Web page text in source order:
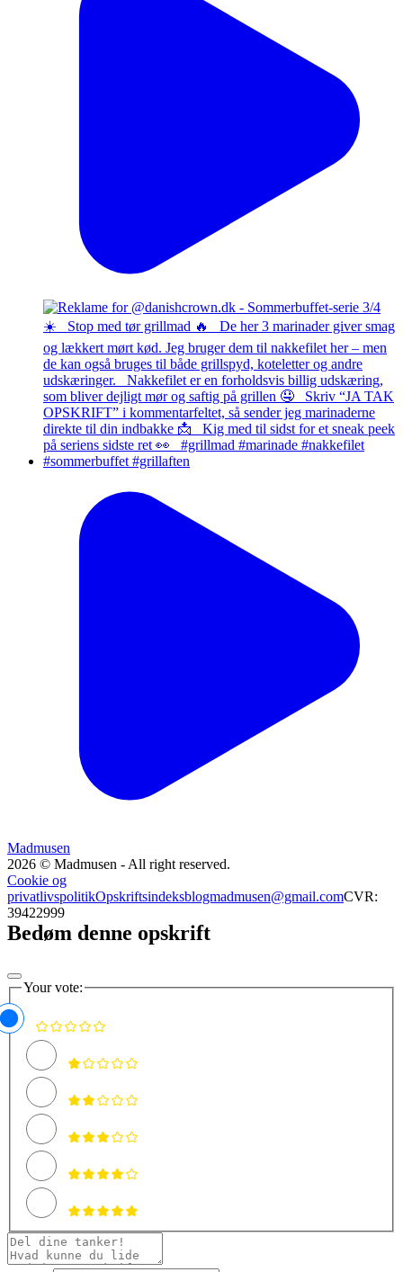
Madmusen
2026 © Madmusen - All right reserved.
Cookie og
privatlivspolitikOpskriftsindeksblogmadmusen@gmail.comCVR:
39422999
Bedøm denne opskrift
Your vote: